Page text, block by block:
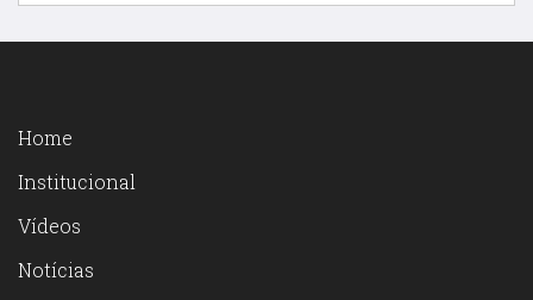
Home
Institucional
Vídeos
Notícias